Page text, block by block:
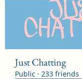
Just Chatting
Public · 233 friends